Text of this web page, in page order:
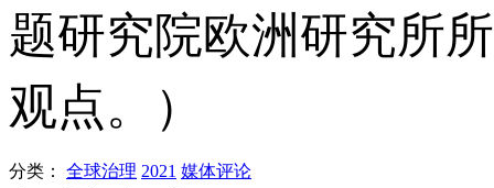
题研究院欧洲研究所
观点。）
分类： 全球治理 2021 媒体评论